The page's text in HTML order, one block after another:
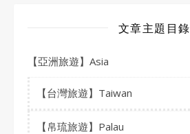
文章主題目錄
【亞洲旅遊】Asia
【台灣旅遊】Taiwan
【帛琉旅遊】Palau